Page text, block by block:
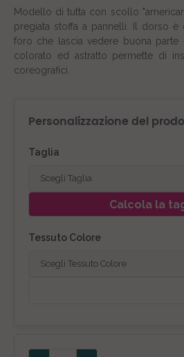
Modello di tutta con scollo
pregiata stoffa a pannelli. Il dorso
foro che lascia vedere buona parte
colorato ed astratto permette di
coreografici.
Personalizzazione del
Taglia
Calcola la
Tessuto Colore